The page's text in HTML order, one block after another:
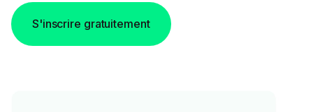
S'inscrire gratuitement